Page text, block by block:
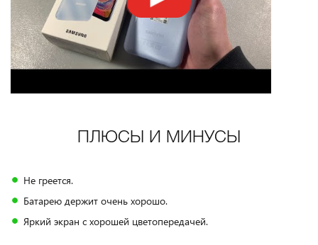
ПЛЮСЫ И МИНУСЫ
Не греется.
Батарею держит очень хорошо.
Яркий экран с хорошей цветопередачей.